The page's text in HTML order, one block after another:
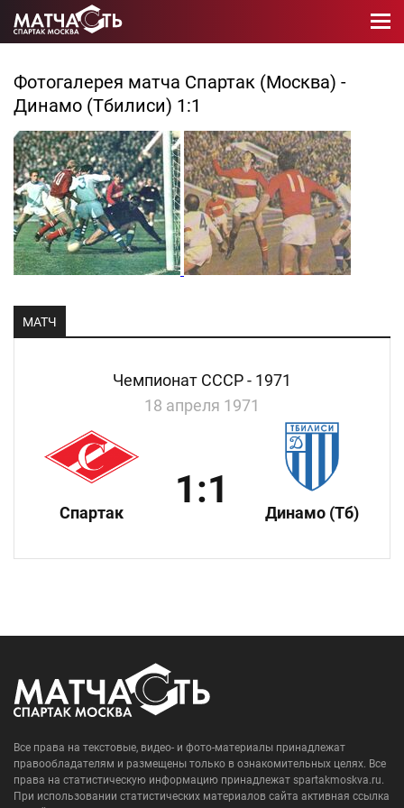
Фотогалерея матча Спартак (Москва) -
Динамо (Тбилиси) 1:1
МАТЧ
Чемпионат СССР - 1971
18 апреля 1971
Спартак
1:1
Динамо (Тб)
Все права на текстовые, видео- и фото-материалы принадлежат
правообладателям и размещены только в ознакомительных целях. Все
права на статистическую информацию принадлежат spartakmoskva.ru.
При использовании статистических материалов сайта активная ссылка